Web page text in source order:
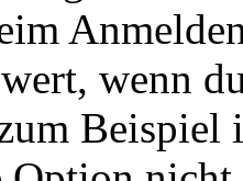
wenn
Beispiel